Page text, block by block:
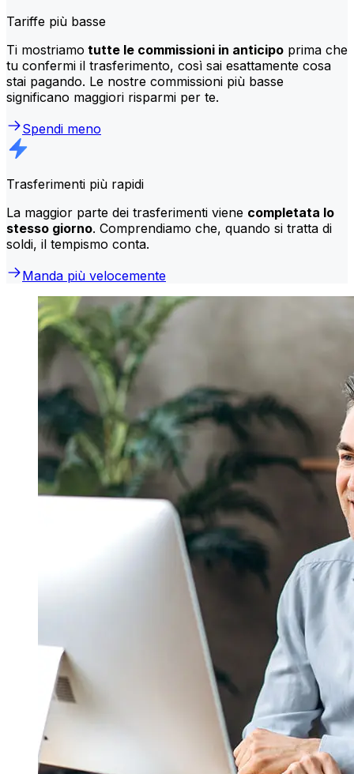
Tariffe più basse
Ti mostriamo tutte le commissioni in anticipo prima che
tu confermi il trasferimento, così sai esattamente cosa
stai pagando. Le nostre commissioni più basse
significano maggiori risparmi per te.
Spendi meno
Trasferimenti più rapidi
La maggior parte dei trasferimenti viene completata lo
stesso giorno. Comprendiamo che, quando si tratta di
soldi, il tempismo conta.
Manda più velocemente